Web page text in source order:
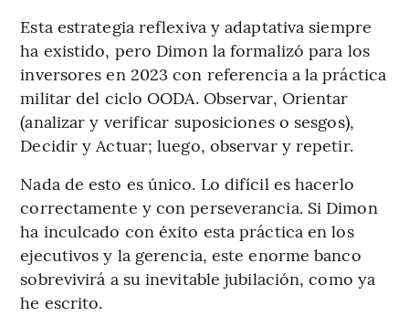
Esta estrategia reflexiva y adaptativa siempre
ha existido, pero Dimon la formalizó para los
inversores en 2023 con referencia a la práctica
militar del ciclo OODA. Observar, Orientar
(analizar y verificar suposiciones o sesgos),
Decidir y Actuar; luego, observar y repetir.
Nada de esto es único. Lo difícil es hacerlo
correctamente y con perseverancia. Si Dimon
ha inculcado con éxito esta práctica en los
ejecutivos y la gerencia, este enorme banco
sobrevivirá a su inevitable jubilación, como ya
he escrito.